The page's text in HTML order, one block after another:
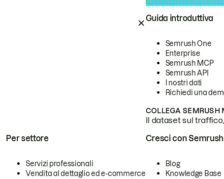
Guida introduttiva
Semrush One
Enterprise
Semrush MCP
Semrush API
I nostri dati
Richiedi una
COLLEGA SEMRUSH
Il dataset sul
Per settore
Servizi professionali
Vendita al dettaglio ed e-commerce
Cresci con Semrush
Blog
Knowledge Base